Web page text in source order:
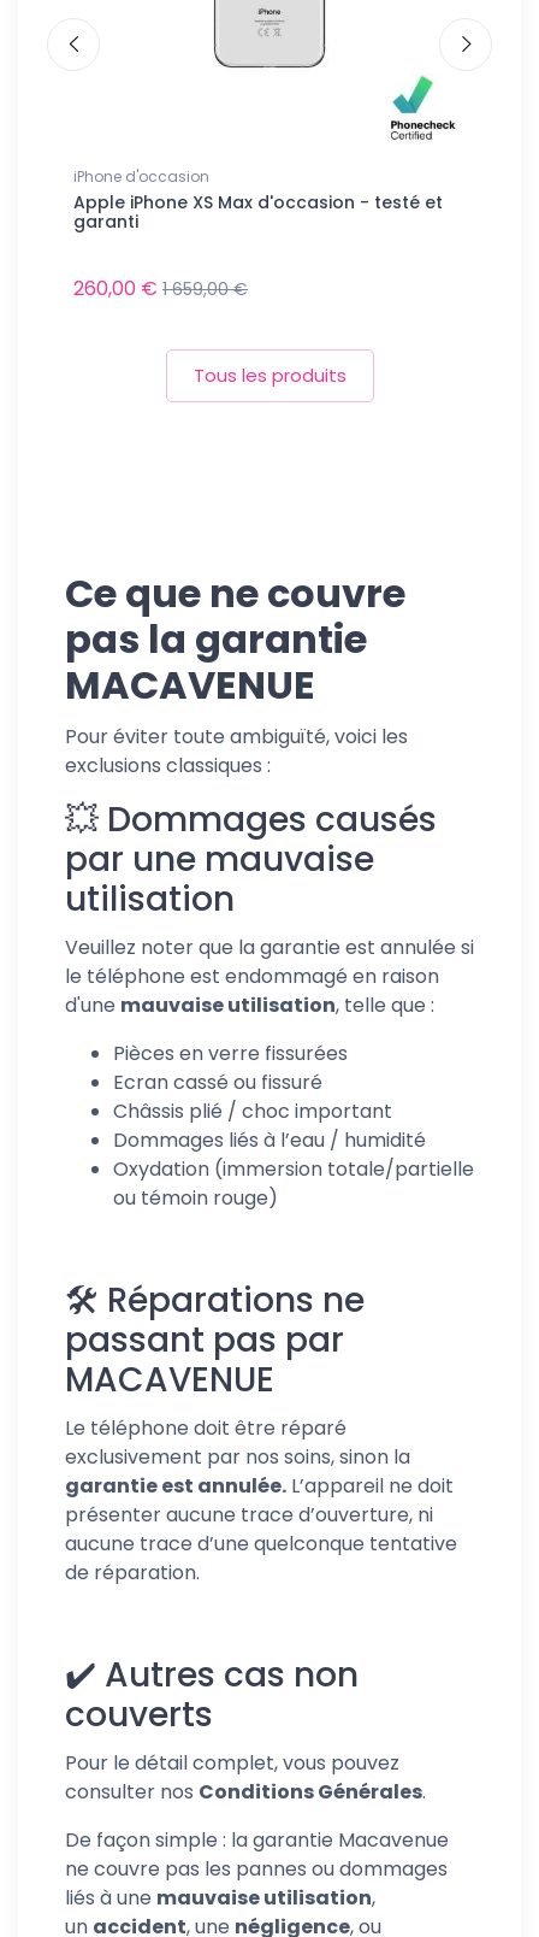
iPhone d'occasion
Apple iPhone XS Max d'occasion - testé et
garanti
260,00 € 1 659,00 €
Tous les produits
Ce que ne couvre
pas la garantie
MACAVENUE
Pour éviter toute ambiguïté, voici les
exclusions classiques :
💥 Dommages causés
par une mauvaise
utilisation
Veuillez noter que la garantie est annulée si
le téléphone est endommagé en raison
d'une mauvaise utilisation, telle que :
Pièces en verre fissurées
Ecran cassé ou fissuré
Châssis plié / choc important
Dommages liés à l’eau / humidité
Oxydation (immersion totale/partielle
ou témoin rouge)
🛠️ Réparations ne
passant pas par
MACAVENUE
Le téléphone doit être réparé
exclusivement par nos soins, sinon la
garantie est annulée. L’appareil ne doit
présenter aucune trace d’ouverture, ni
aucune trace d’une quelconque tentative
de réparation.
✔️ Autres cas non
couverts
Pour le détail complet, vous pouvez
consulter nos Conditions Générales.
De façon simple : la garantie Macavenue
ne couvre pas les pannes ou dommages
liés à une mauvaise utilisation,
un accident, une négligence, ou